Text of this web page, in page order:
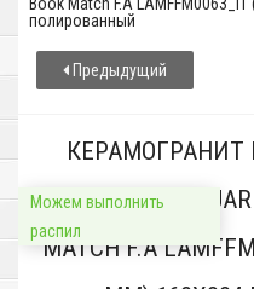
полированный
Предыдущий
КЕРАМОГРАНИТ
BIANCO
MATCH F.A
Можем выполнить
распил